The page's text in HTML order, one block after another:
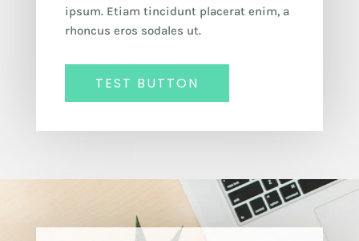
ipsum. Etiam tincidunt placerat enim, a
rhoncus eros sodales ut.
TEST BUTTON